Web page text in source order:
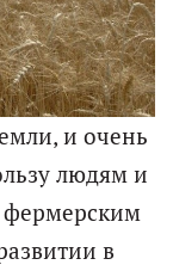
и очень
людям и
фермерским
в